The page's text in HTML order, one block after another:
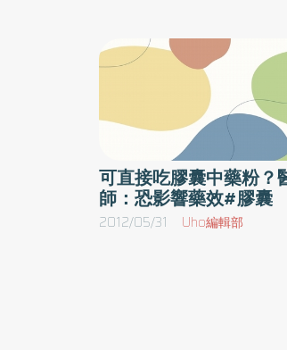
可直接吃膠囊中藥粉？
師：恐影響藥效#膠囊
2012/05/31 Uho編輯部